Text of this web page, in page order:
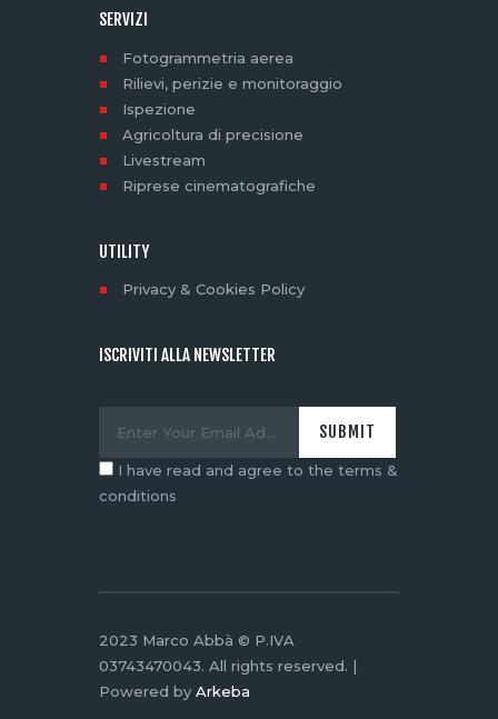
SERVIZI
Fotogrammetria aerea
Rilievi, perizie e monitoraggio
Ispezione
Agricoltura di precisione
Livestream
Riprese cinematografiche
UTILITY
Privacy & Cookies Policy
ISCRIVITI ALLA NEWSLETTER
I have read and agree to the terms &
conditions
2023 Marco Abbà © P.IVA
03743470043. All rights reserved. |
Powered by Arkeba